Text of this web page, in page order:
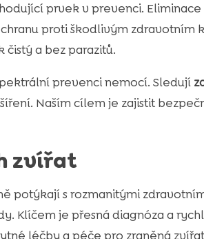
prvek v prevenci.
proti škodlivým zdravotním
a bez parazitů.
prevenci nemocí. Sledují
Naším cílem je zajistit
zvířat
potýkají s rozmanitými
Klíčem je přesná diagnóza a
léčby a péče pro zraněná